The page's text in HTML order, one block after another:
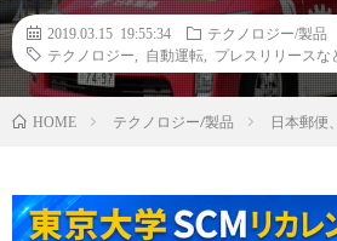
2019.03.15 19:55:34
テクノロジー/製品
テクノロジー
自動運転 プレスリリースな
HOME テクノロジー/製品 日本郵便